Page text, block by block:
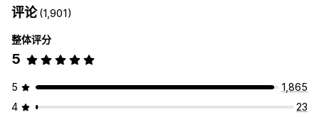
评论(1,901)
整体评分
5
5
1,865
4
23